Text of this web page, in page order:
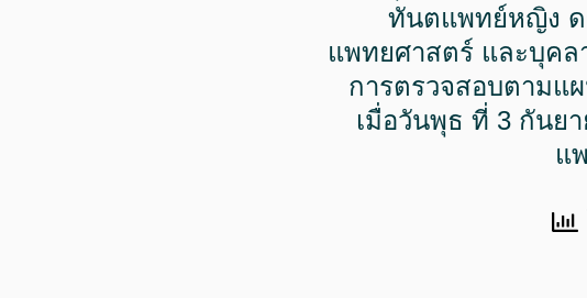
ทันตแพทย์หญิง
แพทยศาสตร์ และบุคล
การตรวจสอบตามแ
เมื่อวันพุธ ที่ 3 กันย
แ